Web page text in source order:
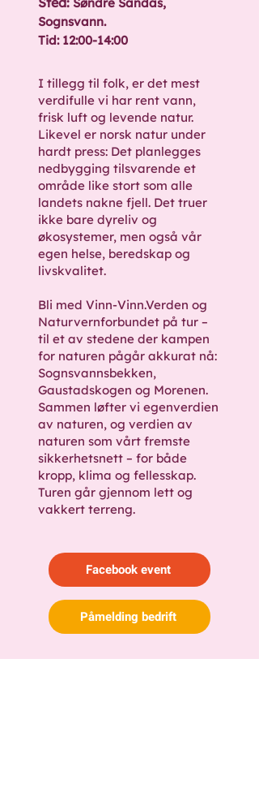
Sognsvann.
Tid: 12:00-14:00
I tillegg til folk, er det mest
verdifulle vi har rent vann,
frisk luft og levende natur.
Likevel er norsk natur under
hardt press: Det planlegges
nedbygging tilsvarende et
område like stort som alle
landets nakne fjell. Det truer
ikke bare dyreliv og
økosystemer, men også vår
egen helse, beredskap og
livskvalitet.
Bli med Vinn-Vinn.Verden og
Naturvernforbundet på tur –
til et av stedene der kampen
for naturen pågår akkurat nå:
Sognsvannsbekken,
Gaustadskogen og Morenen.
Sammen løfter vi egenverdien
av naturen, og verdien av
naturen som vårt fremste
sikkerhetsnett – for både
kropp, klima og fellesskap.
Turen går gjennom lett og
vakkert terreng.
Facebook event
Påmelding bedrift